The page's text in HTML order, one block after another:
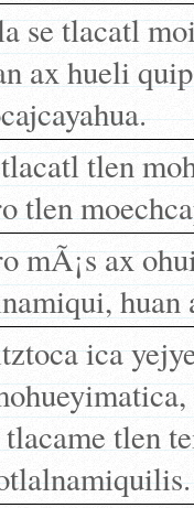
se tlacatl
ax hueli
tlen
tlen
mÃ¡s ax
huan
ica
tlen